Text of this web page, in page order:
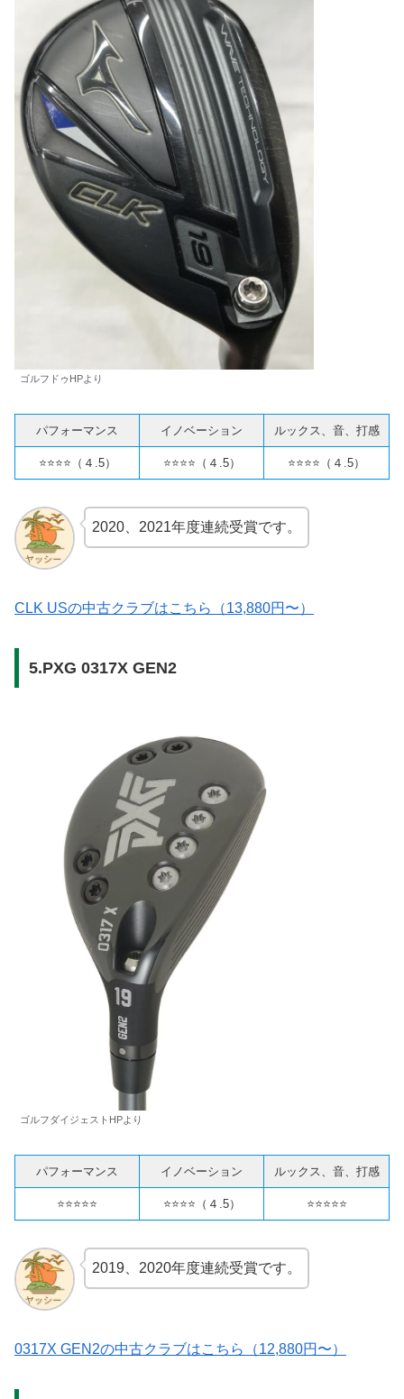
ゴルフドゥHPより
パフォーマンス イノベーション ルックス、音、打感
⭐️⭐️⭐️⭐️（４.5） ⭐️⭐️⭐️⭐️（４.5） ⭐️⭐️⭐️⭐️（４.5）
2020、2021年度連続受賞です。
CLK USの中古クラブはこちら（13,880円〜）
5.PXG 0317X GEN2
ゴルフダイジェストHPより
パフォーマンス イノベーション ルックス、音、打感
⭐️⭐️⭐️⭐️⭐️ ⭐️⭐️⭐️⭐️（４.5） ⭐️⭐️⭐️⭐️⭐️
2019、2020年度連続受賞です。
0317X GEN2の中古クラブはこちら（12,880円〜）